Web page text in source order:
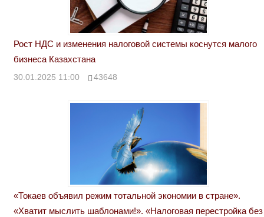
Рост НДС и изменения налоговой системы коснутся малого
бизнеса Казахстана
30.01.2025 11:00 43648
«Токаев объявил режим тотальной экономии в стране».
«Хватит мыслить шаблонами!». «Налоговая перестройка без